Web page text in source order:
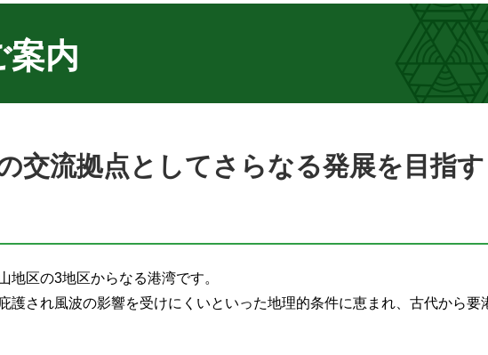
案内
の交流拠点としてさらなる発展を目
地区の3地区からなる港湾です。
護され風波の影響を受けにくいといった地理的条件に恵まれ、古代から要